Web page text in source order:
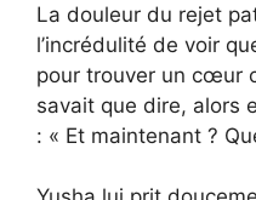
La douleur du rejet
l’incrédulité de voir
pour trouver un cœur
savait que dire, alors
: « Et maintenant ?